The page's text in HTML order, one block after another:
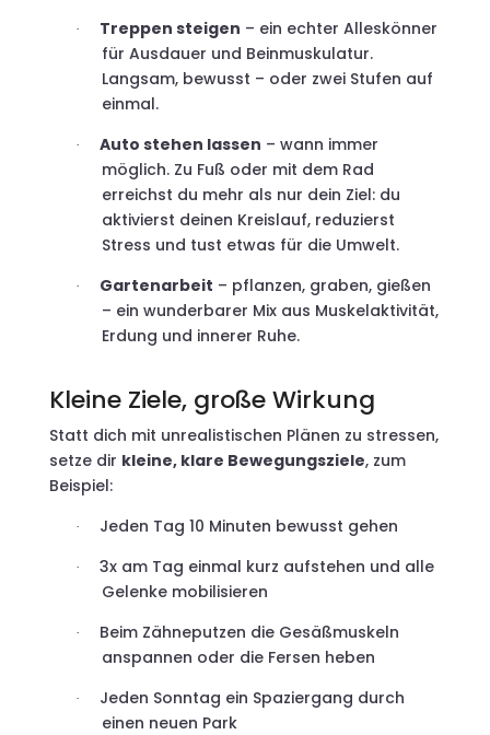
· Treppen steigen – ein echter Alleskönner
für Ausdauer und Beinmuskulatur.
Langsam, bewusst – oder zwei Stufen auf
einmal.
· Auto stehen lassen – wann immer
möglich. Zu Fuß oder mit dem Rad
erreichst du mehr als nur dein Ziel: du
aktivierst deinen Kreislauf, reduzierst
Stress und tust etwas für die Umwelt.
· Gartenarbeit – pflanzen, graben, gießen
– ein wunderbarer Mix aus Muskelaktivität,
Erdung und innerer Ruhe.
Kleine Ziele, große Wirkung
Statt dich mit unrealistischen Plänen zu stressen,
setze dir kleine, klare Bewegungsziele, zum
Beispiel:
· Jeden Tag 10 Minuten bewusst gehen
·
3x am Tag einmal kurz aufstehen und alle
Gelenke mobilisieren
·
Beim Zähneputzen die Gesäßmuskeln
anspannen oder die Fersen heben
·
Jeden Sonntag ein Spaziergang durch
einen neuen Park